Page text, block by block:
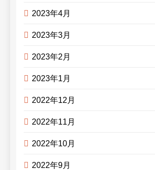
2023年4月
2023年3月
2023年2月
2023年1月
2022年12月
2022年11月
2022年10月
2022年9月